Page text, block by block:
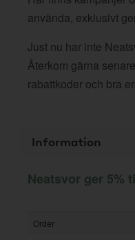
använda, exklusivt
Just nu har inte
Återkom gärna
rabattkoder och bra
Information
Neatsvor ger 5%
Order